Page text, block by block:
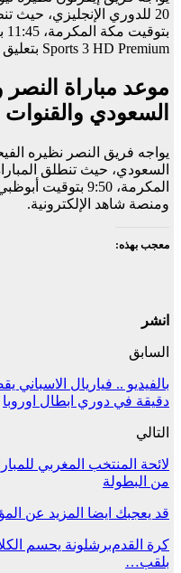
Sports 3 HD Premium بتعليق باسم الزير.
موعد مباراة النصر
السعودي والقنوات
ومنصة شاهد الإلكترونية.
معجب بهذه:
انشر
السابق
دقيقة في دوري ابطال اوروبا
التالي
لائحة المنتخب المغربي
من البطولة
قد يعجبك ايضا المزيد عن
كرة القدمبرشلونة يحسم
بلقب…